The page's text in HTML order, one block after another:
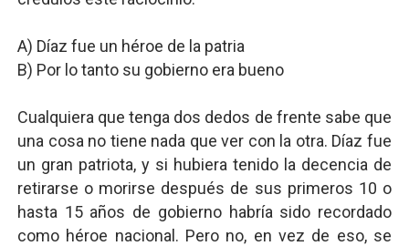
A) Díaz fue un héroe de la patria
B) Por lo tanto su gobierno era bueno
Cualquiera que tenga dos dedos de frente sabe que
una cosa no tiene nada que ver con la otra. Díaz fue
un gran patriota, y si hubiera tenido la decencia de
retirarse o morirse después de sus primeros 10 o
hasta 15 años de gobierno habría sido recordado
como héroe nacional. Pero no, en vez de eso, se